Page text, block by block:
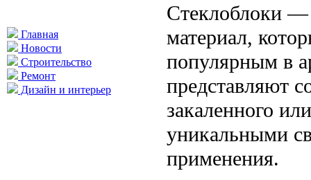
Главная
Новости
Строительство
Ремонт
Дизайн и интерьер
Стеклоблоки —
материал,
популярным в
представляют
закаленного
уникальными
применения.